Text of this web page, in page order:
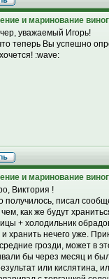
и маринование
уважаемый Игорь!
теперь Вы успешно
:wave:
и маринование
Виктория !
получилось, писал
как же будут
+ холодильник
хранить нечего уже.
грозди, может в
бы через месяц и
или кислятина,